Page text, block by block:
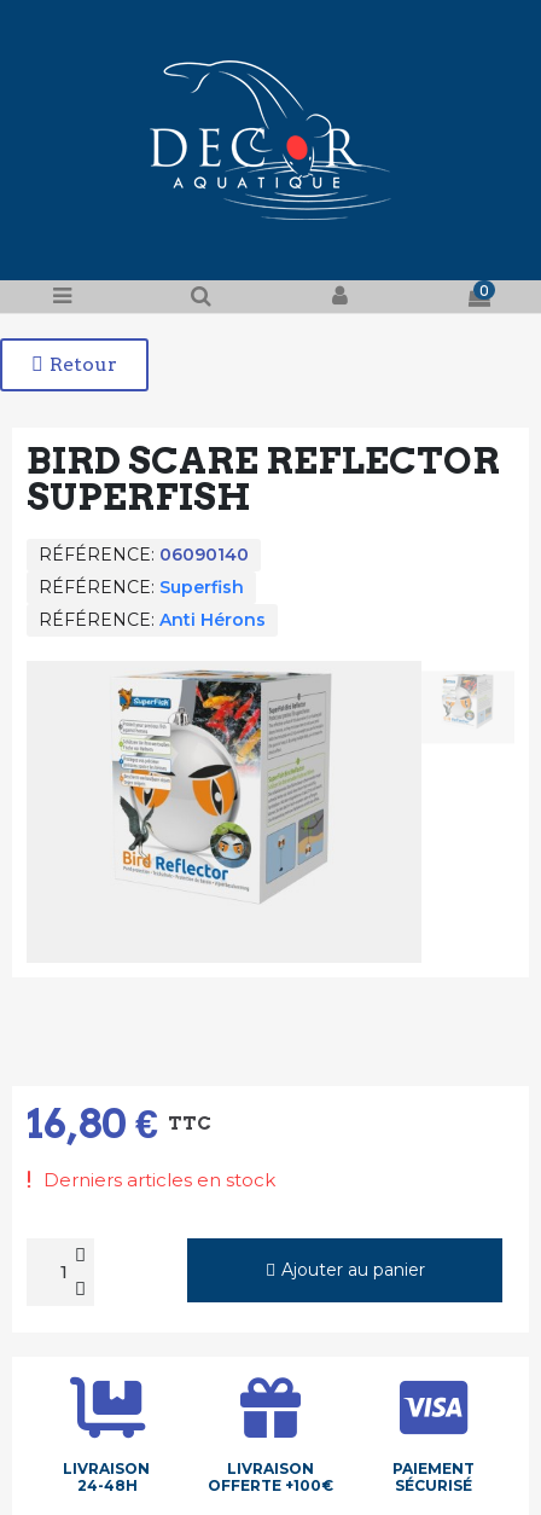
0
Retour
BIRD SCARE REFLECTOR
SUPERFISH
RÉFÉRENCE 06090140
RÉFÉRENCE Superfish
RÉFÉRENCE Anti Hérons
16,80 € TTC
Derniers articles en stock
Ajouter au panier
LIVRAISON
24-48H
LIVRAISON
OFFERTE +100€
PAIEMENT
SÉCURISÉ